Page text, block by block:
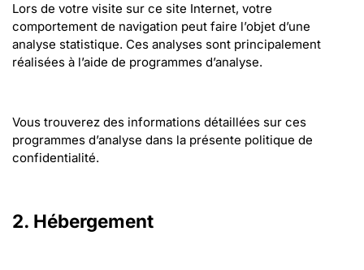
Lors de votre visite sur ce site Internet, votre
comportement de navigation peut faire l’objet d’une
analyse statistique. Ces analyses sont principalement
réalisées à l’aide de programmes d’analyse.
Vous trouverez des informations détaillées sur ces
programmes d’analyse dans la présente politique de
confidentialité.
2. Hébergement